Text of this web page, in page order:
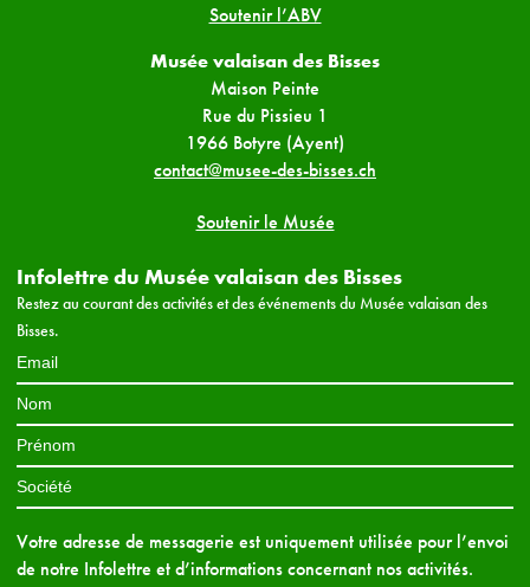
Soutenir l’ABV
Musée valaisan des Bisses
Maison Peinte
Rue du Pissieu 1
1966 Botyre (Ayent)
contact@musee-des-bisses.ch
Soutenir le Musée
Infolettre du Musée valaisan des Bisses
Restez au courant des activités et des événements du Musée valaisan des
Bisses.
Votre adresse de messagerie est uniquement utilisée pour l’envoi
de notre Infolettre et d’informations concernant nos activités.